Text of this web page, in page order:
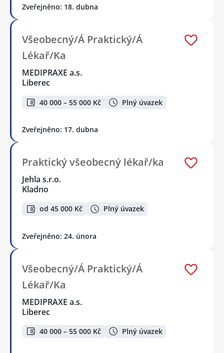
Zveřejněno: 18. dubna
Všeobecný/Á Praktický/Á
Lékař/Ka
MEDIPRAXE a.s.
Liberec
40 000 – 55 000 Kč Plný úvazek
Zveřejněno: 17. dubna
Praktický všeobecný lékař/ka
Jehla s.r.o.
Kladno
od 45 000 Kč Plný úvazek
Zveřejněno: 24. února
Všeobecný/Á Praktický/Á
Lékař/Ka
MEDIPRAXE a.s.
Liberec
40 000 – 55 000 Kč Plný úvazek